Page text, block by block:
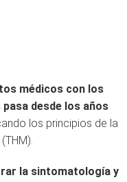
médicos con los
desde los años
los principios de la
la sintomatología y